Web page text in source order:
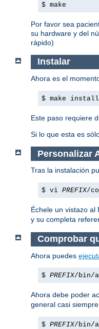
$ make
Por favor sea
su hardware y del
rápido)
Instalar
Ahora es el
$ make install
Este paso requiere
Si lo que esta es
Personalizar
Tras la instalación
$ vi PREFIX/
Échele un vistazo al
y su completa
Comprobar
Ahora puedes
$ PREFIX/bin/
Ahora debe poder
general casi
$ PREFIX/bin/